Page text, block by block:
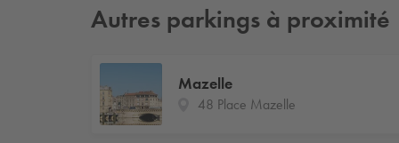
Autres parkings à proximité
Mazelle
48 Place Mazelle